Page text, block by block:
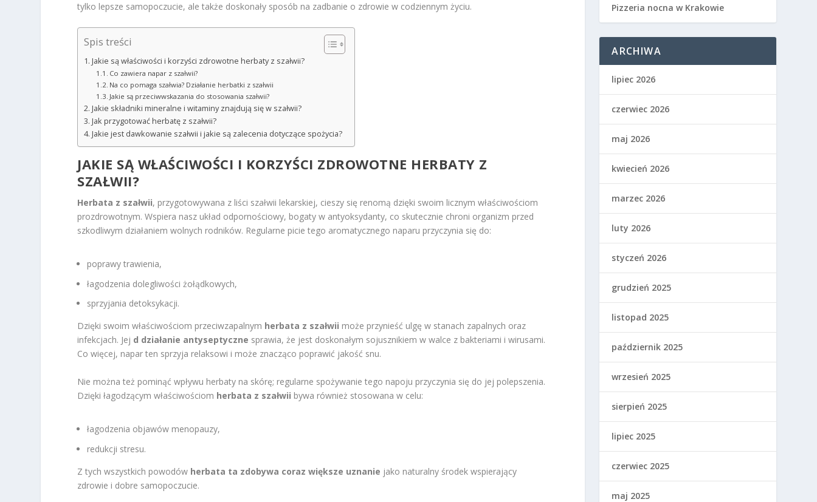
tylko lepsze samopoczucie, ale także doskonały sposób na zadbanie o zdrowie w codziennym życiu.
Spis treści
Jakie są właściwości i korzyści zdrowotne herbaty z szałwii?
Co zawiera napar z szałwii?
Na co pomaga szałwia? Działanie herbatki z szałwii
Jakie są przeciwwskazania do stosowania szałwii?
Jakie składniki mineralne i witaminy znajdują się w szałwii?
Jak przygotować herbatę z szałwii?
Jakie jest dawkowanie szałwii i jakie są zalecenia dotyczące spożycia?
JAKIE SĄ WŁAŚCIWOŚCI I KORZYŚCI ZDROWOTNE HERBATY Z
SZAŁWII?
Herbata z szałwii, przygotowywana z liści szałwii lekarskiej, cieszy się renomą dzięki swoim licznym właściwościom
prozdrowotnym. Wspiera nasz układ odpornościowy, bogaty w antyoksydanty, co skutecznie chroni organizm przed
szkodliwym działaniem wolnych rodników. Regularne picie tego aromatycznego naparu przyczynia się do:
poprawy trawienia,
łagodzenia dolegliwości żołądkowych,
sprzyjania detoksykacji.
Dzięki swoim właściwościom przeciwzapalnym herbata z szałwii może przynieść ulgę w stanach zapalnych oraz
infekcjach. Jej d działanie antyseptyczne sprawia, że jest doskonałym sojusznikiem w walce z bakteriami i wirusami.
Co więcej, napar ten sprzyja relaksowi i może znacząco poprawić jakość snu.
Nie można też pominąć wpływu herbaty na skórę; regularne spożywanie tego napoju przyczynia się do jej polepszenia.
Dzięki łagodzącym właściwościom herbata z szałwii bywa również stosowana w celu:
łagodzenia objawów menopauzy,
redukcji stresu.
Z tych wszystkich powodów herbata ta zdobywa coraz większe uznanie jako naturalny środek wspierający
zdrowie i dobre samopoczucie.
Pizzeria nocna w Krakowie
ARCHIWA
lipiec 2026
czerwiec 2026
maj 2026
kwiecień 2026
marzec 2026
luty 2026
styczeń 2026
grudzień 2025
listopad 2025
październik 2025
wrzesień 2025
sierpień 2025
lipiec 2025
czerwiec 2025
maj 2025